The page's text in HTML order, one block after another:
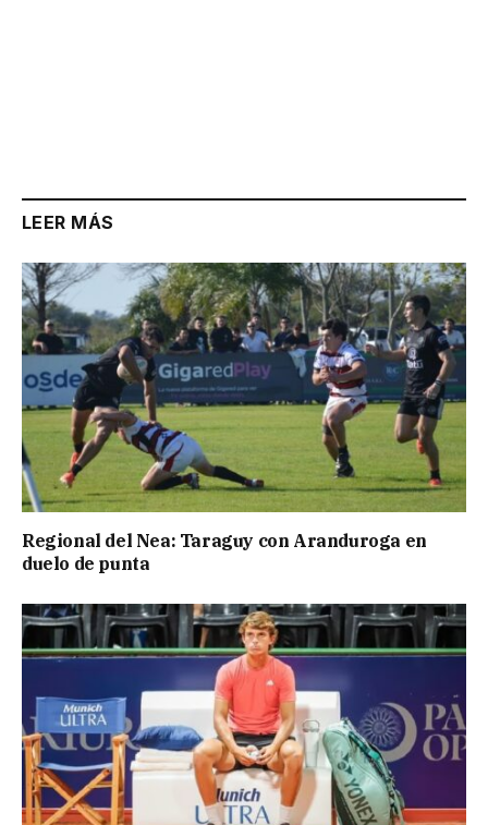
LEER MÁS
Regional del Nea: Taraguy con Aranduroga en
duelo de punta